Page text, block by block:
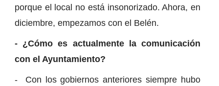
porque el local no está insonorizado. Ahora, en
diciembre, empezamos con el Belén.
- ¿Cómo es actualmente la comunicación
con el Ayuntamiento?
- Con los gobiernos anteriores siempre hubo